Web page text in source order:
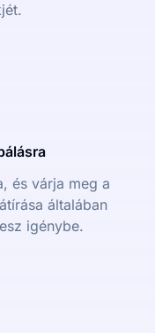
és várja meg a
általában
igénybe.